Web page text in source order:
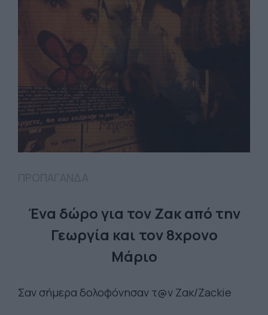
Ένα δώρο για τον Ζακ από την
Γεωργία και τον 8χρονο
Μάριο
Σαν σήμερα δολοφόνησαν τ@ν Ζακ/Zackie